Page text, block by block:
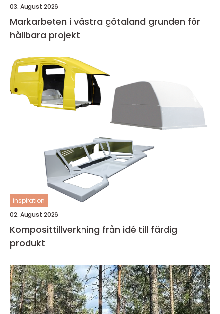
03. August 2026
Markarbeten i västra götaland grunden för
hållbara projekt
inspiration
02. August 2026
Komposittillverkning från idé till färdig
produkt